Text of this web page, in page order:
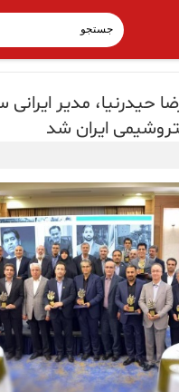
حیدرنیا، مدیر ایرانی